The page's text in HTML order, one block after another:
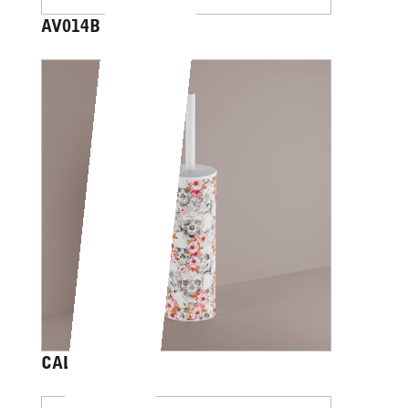
AV014B
CALVARIAM